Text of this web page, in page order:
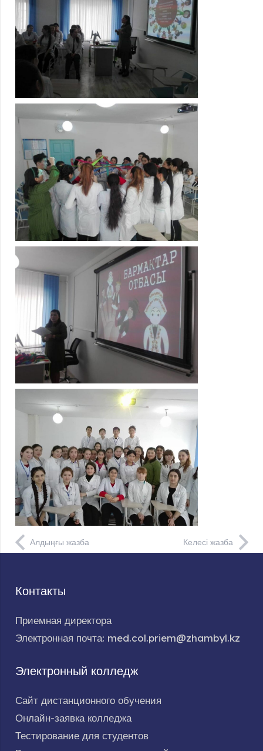
Алдыңғы жазба Келесі жазба
Контакты
Приемная директора
Электронная почта: med.col.priem@zhambyl.kz
Электронный колледж
Сайт дистанционного обучения
Онлайн-заявка колледжа
Тестирование для студентов